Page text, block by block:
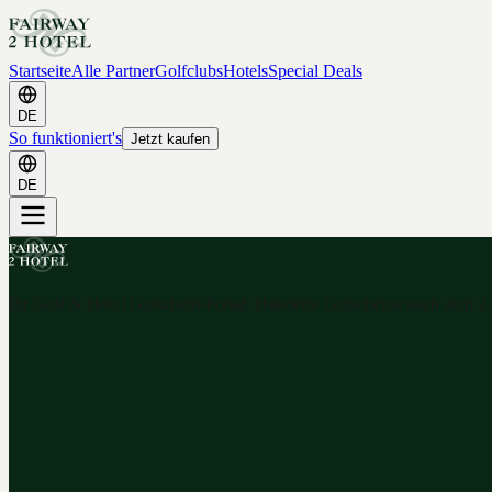
StartseiteAlle PartnerGolfclubsHotelsSpecial Deals
DE
So funktioniert's Jetzt kaufen
DE